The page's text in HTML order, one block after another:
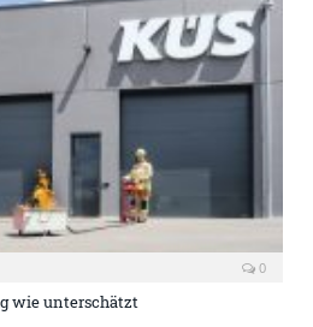
0
wie unterschätzt